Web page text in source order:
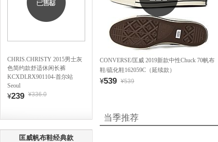
CHRIS.CHRISTY 2015男士灰
色简约款舒适休闲长裤
KCXDLRX901104-首尔站
Seoul
¥239 ¥336.0
匡威帆布鞋经典款
CONVERSE/匡威 2019新款中性Chuck 70帆布
鞋/硫化鞋162059C（延续款）
¥539 ¥539
当季推荐